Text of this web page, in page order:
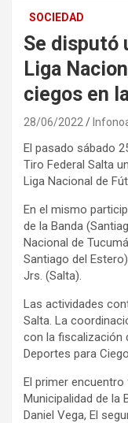
SOCIEDAD
Se disputó
Liga
ciegos en
28/06/2022
El pasado sábado
Tiro Federal Salta
Liga Nacional de
En el mismo
de la Banda
Nacional de
Santiago del
Jrs. (Salta).
Las actividades
Salta. La
con la fiscalización
Deportes para
El primer
Municipalidad de la
Daniel Vega, El